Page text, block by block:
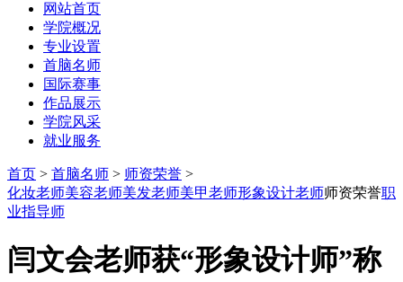
网站首页
学院概况
专业设置
首脑名师
国际赛事
作品展示
学院风采
就业服务
首页 > 首脑名师 > 师资荣誉 >
化妆老师美容老师美发老师美甲老师形象设计老师师资荣誉职
业指导师
闫文会老师获“形象设计师”称